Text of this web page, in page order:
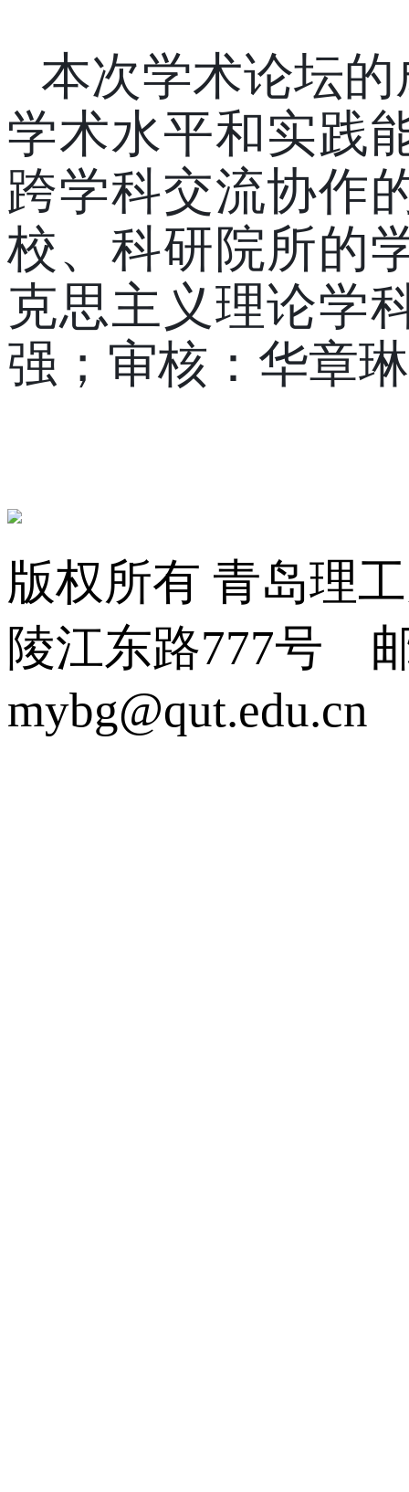
本次学术论坛
学术水平和实践
跨学科交流协作
校、科研院所的
克思主义理论学
强；审核：华章
版权所有 青岛理
陵江东路777号
mybg@qut.edu.cn